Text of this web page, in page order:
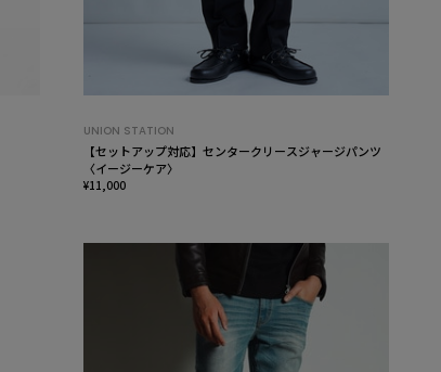
UNION STATION
【セットアップ対応】センタークリースジャージパンツ
〈イージーケア〉
¥11,000